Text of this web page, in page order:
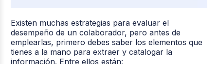
Existen muchas estrategias para evaluar el
desempeño de un colaborador, pero antes de
emplearlas, primero debes saber los elementos que
tienes a la mano para extraer y catalogar la
información. Entre ellos están: